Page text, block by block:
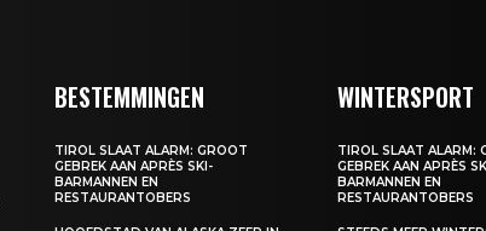
BESTEMMINGEN
TIROL SLAAT ALARM: GROOT
GEBREK AAN APRÈS SKI-
BARMANNEN EN
RESTAURANTOBERS
WINTERSPORT
TIROL SLAAT ALARM:
GEBREK AAN APRÈS
BARMANNEN EN
RESTAURANTOBERS